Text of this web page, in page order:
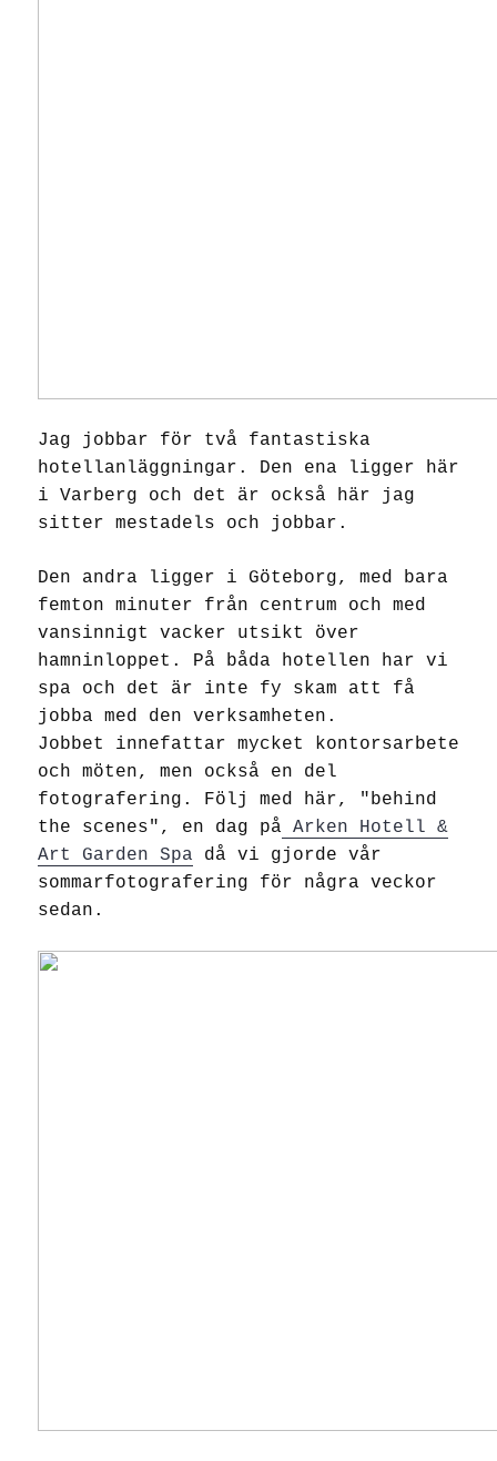
Jag jobbar för två fantastiska
hotellanläggningar. Den ena ligger här
i Varberg och det är också här jag
sitter mestadels och jobbar.
Den andra ligger i Göteborg, med bara
femton minuter från centrum och med
vansinnigt vacker utsikt över
hamninloppet. På båda hotellen har vi
spa och det är inte fy skam att få
jobba med den verksamheten.
Jobbet innefattar mycket kontorsarbete
och möten, men också en del
fotografering. Följ med här, "behind
the scenes", en dag på Arken Hotell &
Art Garden Spa då vi gjorde vår
sommarfotografering för några veckor
sedan.